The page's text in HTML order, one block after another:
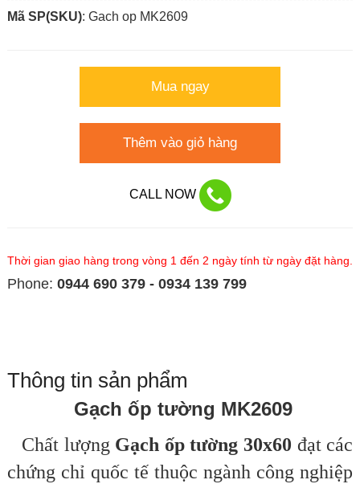
Mã SP(SKU): Gach op MK2609
Mua ngay
Thêm vào giỏ hàng
CALL NOW
Thời gian giao hàng trong vòng 1 đến 2 ngày tính từ ngày đặt hàng.
Phone: 0944 690 379 - 0934 139 799
Thông tin sản phẩm
Gạch ốp tường MK2609
Chất lượng Gạch ốp tường 30x60 đạt các
chứng chỉ quốc tế thuộc ngành công nghiệp